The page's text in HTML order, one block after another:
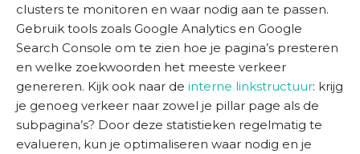
clusters te monitoren en waar nodig aan te passen.
Gebruik tools zoals Google Analytics en Google
Search Console om te zien hoe je pagina’s presteren
en welke zoekwoorden het meeste verkeer
genereren. Kijk ook naar de interne linkstructuur: krijg
je genoeg verkeer naar zowel je pillar page als de
subpagina’s? Door deze statistieken regelmatig te
evalueren, kun je optimaliseren waar nodig en je